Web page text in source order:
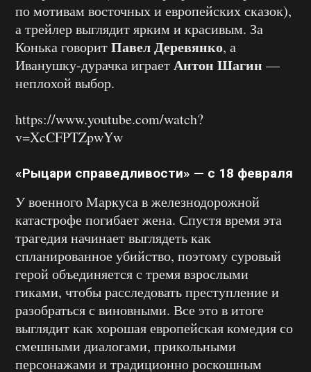
по мотивам восточных и европейских сказок),
а трейлер выглядит ярким и красивым. За
Конька говоритПавел Деревянко, а
Иванушку-дурачка играетАнтон Шагин —
неплохой выбор.
https://www.youtube.com/watch?
v=XcCFPTZpwYw
«Рыцари справедливости» — с 18 февраля
У военного Маркуса в железнодорожной
катастрофе погибает жена. Спустя время эта
трагедия начинает выглядеть как
спланированное убийство, поэтому суровый
герой объединяется с тремя взрослыми
гиками, чтобы расследовать преступление и
разобраться с виновными. Все это в итоге
выглядит как хорошая европейская комедия со
смешными диалогами, прикольными
персонажами и традиционно роскошным